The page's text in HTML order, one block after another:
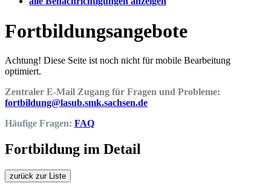
Fortbildungsangebote
Achtung! Diese Seite ist noch nicht für mobile Bearbeitung
optimiert.
Zentraler E-Mail Zugang für Fragen und Probleme:
fortbildung@lasub.smk.sachsen.de
Häufige Fragen: FAQ
Fortbildung im Detail
zurück zur Liste